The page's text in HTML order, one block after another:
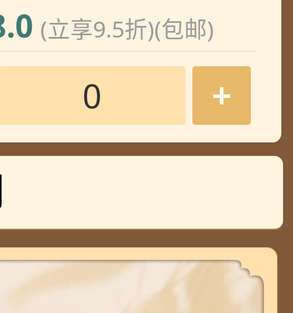
收
收
收
收
(立享9.5折)(包邮)
+